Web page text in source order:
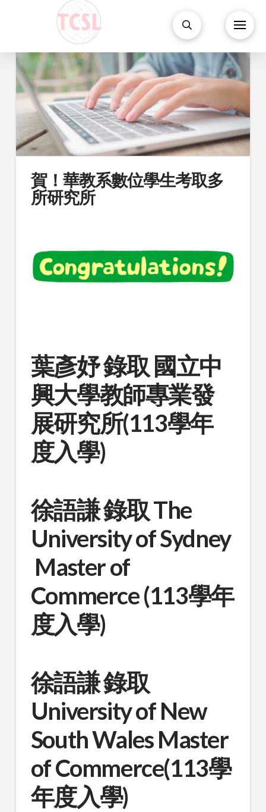
賀！華教系數位學生考取多
所研究所
葉彥妤 錄取 國立中
興大學教師專業發
展研究所(113學年
度入學)
徐語謙 錄取 The
University of Sydney
Master of
Commerce (113學年
度入學)
徐語謙 錄取
University of New
South Wales Master
of Commerce(113學
年度入學)